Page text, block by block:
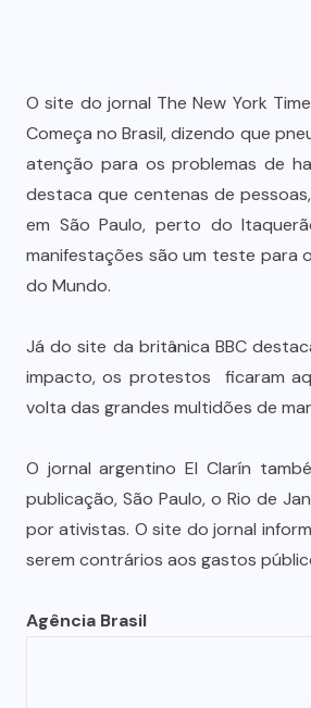
O site do jornal The New York
Começa no Brasil, dizendo que
atenção para os problemas de
destaca que centenas de
em São Paulo, perto do
manifestações são um teste para
do Mundo.
Já do site da britânica BBC
impacto, os protestos ficaram
volta das grandes multidões de
O jornal argentino El Clarín
publicação, São Paulo, o Rio de
por ativistas. O site do jornal
serem contrários aos gastos
Agência Brasil